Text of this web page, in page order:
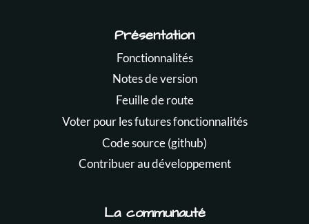
Présentation
Fonctionnalités
Notes de version
Feuille de route
Voter pour les futures fonctionnalités
Code source (github)
Contribuer au développement
La communauté